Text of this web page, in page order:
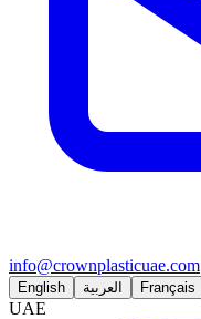
info@crownplasticuae.com
English العربية Français
UAE